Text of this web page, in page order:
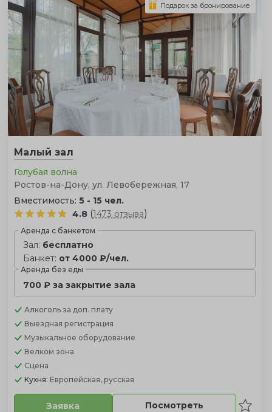
Малый зал
Голубая волна
Ростов-на-Дону, ул. Левобережная, 17
Вместимость: 5 - 15 чел.
4.8 (1473 отзыва)
Аренда с банкетом
Зал: бесплатно
Банкет: от 4000 ₽/чел.
Аренда без еды
700 ₽ за закрытие зала
Алкоголь за доп. плату
Выездная регистрация
Музыкальное оборудование
Велком зона
Сцена
Кухня: Европейская, русская
Заявка Посмотреть
Подарок за бронирование